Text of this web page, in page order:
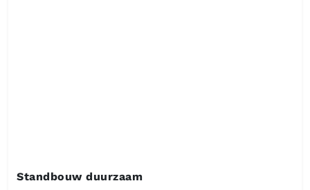
Standbouw duurzaam